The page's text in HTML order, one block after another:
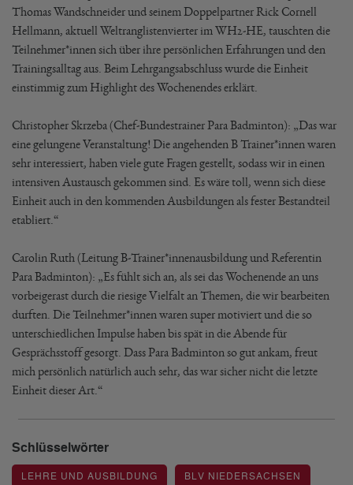
Thomas Wandschneider und seinem Doppelpartner Rick Cornell
Hellmann, aktuell Weltranglistenvierter im WH2-HE, tauschten die
Teilnehmer*innen sich über ihre persönlichen Erfahrungen und den
Trainingsalltag aus. Beim Lehrgangsabschluss wurde die Einheit
einstimmig zum Highlight des Wochenendes erklärt.
Christopher Skrzeba (Chef-Bundestrainer Para Badminton): „Das war
eine gelungene Veranstaltung! Die angehenden B Trainer*innen waren
sehr interessiert, haben viele gute Fragen gestellt, sodass wir in einen
intensiven Austausch gekommen sind. Es wäre toll, wenn sich diese
Einheit auch in den kommenden Ausbildungen als fester Bestandteil
etabliert.“
Carolin Ruth (Leitung B-Trainer*innenausbildung und Referentin
Para Badminton): „Es fühlt sich an, als sei das Wochenende an uns
vorbeigerast durch die riesige Vielfalt an Themen, die wir bearbeiten
durften. Die Teilnehmer*innen waren super motiviert und die so
unterschiedlichen Impulse haben bis spät in die Abende für
Gesprächsstoff gesorgt. Dass Para Badminton so gut ankam, freut
mich persönlich natürlich auch sehr, das war sicher nicht die letzte
Einheit dieser Art.“
Schlüsselwörter
LEHRE UND AUSBILDUNG BLV NIEDERSACHSEN